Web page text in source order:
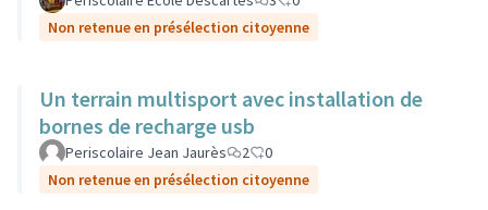
Non retenue en présélection citoyenne
Un terrain multisport avec installation de
bornes de recharge usb
Periscolaire Jean Jaurès 2
0
Non retenue en présélection citoyenne